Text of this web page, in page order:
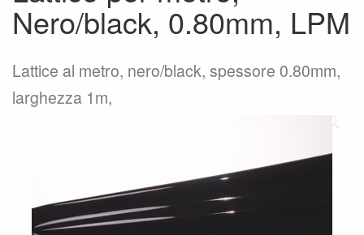
Nero/black, 0.80mm, LPM
Lattice al metro, nero/black, spessore 0.80mm,
larghezza 1m,